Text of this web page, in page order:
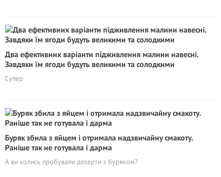
Два ефективних варіанти підживлення малини навесні.
Завдяки їм ягоди будуть великими та солодкими
Супер
Буряк збила з яйцем і отримала надзвичайну смакоту.
Раніше так не готувала і дарма
А ви колись пробували десерти з буряком?